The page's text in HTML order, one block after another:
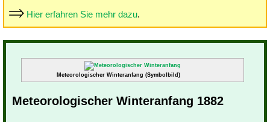
Hier erfahren Sie mehr dazu.
Meteorologischer Winteranfang (Symbolbild)
Meteorologischer Winteranfang 1882